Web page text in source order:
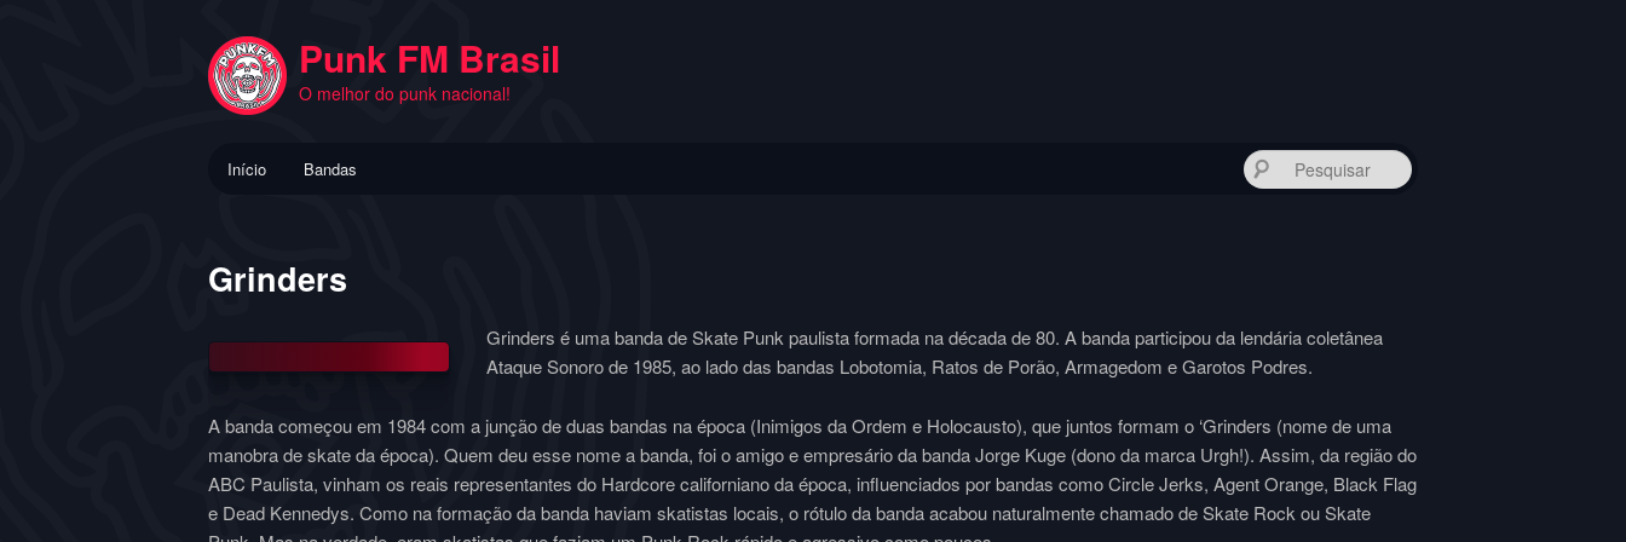
Punk FM Brasil
O melhor do punk nacional!
Início Bandas
Grinders
Grinders é uma banda de Skate Punk paulista formada na década de 80. A banda participou da lendária coletânea
Ataque Sonoro de 1985, ao lado das bandas Lobotomia, Ratos de Porão, Armagedom e Garotos Podres.
A banda começou em 1984 com a junção de duas bandas na época (Inimigos da Ordem e Holocausto), que juntos formam o ‘Grinders (nome de uma
manobra de skate da época). Quem deu esse nome a banda, foi o amigo e empresário da banda Jorge Kuge (dono da marca Urgh!). Assim, da região do
ABC Paulista, vinham os reais representantes do Hardcore californiano da época, influenciados por bandas como Circle Jerks, Agent Orange, Black Flag
e Dead Kennedys. Como na formação da banda haviam skatistas locais, o rótulo da banda acabou naturalmente chamado de Skate Rock ou Skate